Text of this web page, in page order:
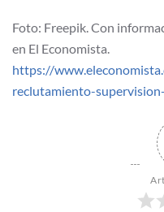
Foto: Freepik. Con
en El Economista.
https://
reclutamiento-